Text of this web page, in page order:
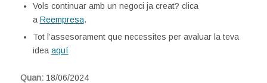
Vols continuar amb un negoci ja creat? clica
a Reempresa.
Tot l’assesorament que necessites per avaluar la teva
idea aquí
Quan: 18/06/2024